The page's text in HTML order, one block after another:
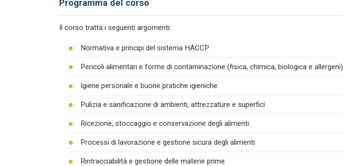
Programma del corso
Il corso tratta i seguenti argomenti:
Normativa e principi del sistema HACCP
Pericoli alimentari e forme di contaminazione (fisica, chimica, biologica e allergeni)
Igiene personale e buone pratiche igieniche
Pulizia e sanificazione di ambienti, attrezzature e superfici
Ricezione, stoccaggio e conservazione degli alimenti
Processi di lavorazione e gestione sicura degli alimenti
Rintracciabilità e gestione delle materie prime